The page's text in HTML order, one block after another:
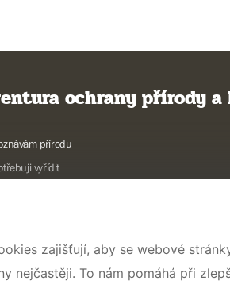
ochrany přírody a
přírodu
vyřídit
zajišťují, aby se webové
To nám pomáhá při